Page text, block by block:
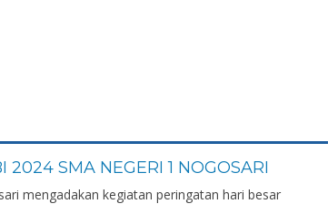
SMA NEGERI 1 NOGOSARI
mengadakan kegiatan peringatan hari besar